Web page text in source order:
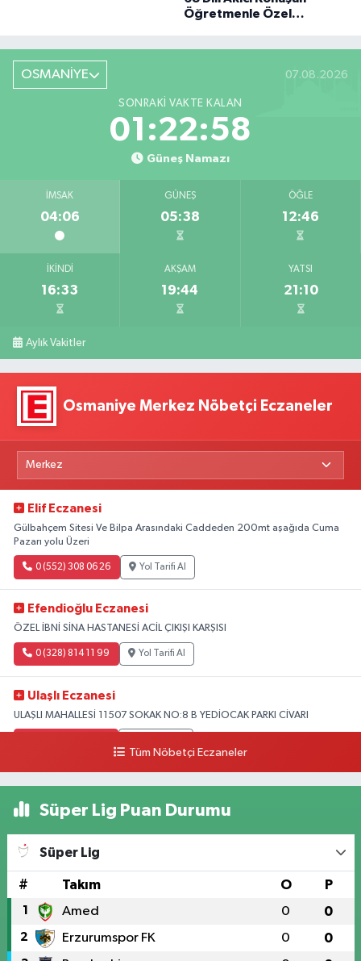
Öğretmenle Özel
OSMANİYE 07.08.2026
SONRAKI VAKTE KALAN
01:22:57
Güneş Namazı
İMSAK
04:06
GÜNEŞ
05:38
ÖĞLE
12:46
İKINDI
16:33
AKŞAM
19:44
YATSI
21:10
Aylık Vakitler
Osmaniye Merkez Nöbetçi Eczaneler
Elif Eczanesi
Gülbahçem Sitesi Ve Bilpa Arasındaki Caddeden 200mt aşağıda Cuma
Pazarı yolu Üzeri
0 (552) 308 06 26 Yol Tarifi Al
Efendioğlu Eczanesi
ÖZEL İBNİ SİNA HASTANESİ ACİL ÇIKIŞI KARŞISI
0 (328) 814 11 99 Yol Tarifi Al
Ulaşlı Eczanesi
ULAŞLI MAHALLESİ 11507 SOKAK NO:8 B YEDİOCAK PARKI CİVARI
Tüm Nöbetçi Eczaneler
Süper Lig Puan Durumu
Süper Lig
# Takım O P
1 Amed 0 0
2 Erzurumspor FK 0 0